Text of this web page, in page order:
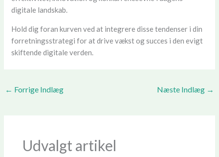
digitale landskab.
Hold dig foran kurven ved at integrere disse tendenser i din
forretningsstrategi for at drive vækst og succes i den evigt
skiftende digitale verden.
← Forrige Indlæg Næste Indlæg →
Udvalgt artikel